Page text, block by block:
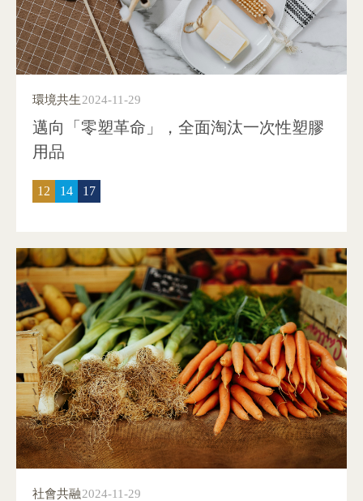
環境共生2024-11-29
邁向「零塑革命」，全面淘汰一次性塑膠
用品
12 14 17
社會共融2024-11-29